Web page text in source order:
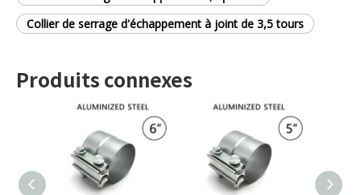
Collier de serrage d'échappement à joint de 3,5 tours
Produits connexes